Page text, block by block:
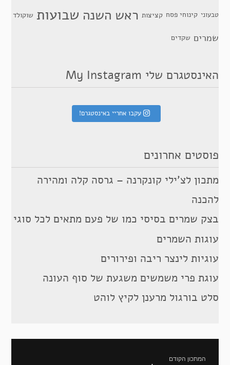
טבעוני קינוחי פסח קציצות ראש השנה שבועות שוקולד
שמרים שקדים
האינסטגרם שלי My Instagram
עקבו אחריי באינסטגרם!
פוסטים אחרונים
מתכון לצ’ילי קונקרנה – גרסה קלה ומהירה
להכנה
בצק שמרים בסיסי כמו של פעם מתאים לכל סוגי
עוגות השמרים
עוגיות לינצר ריבה ופירורים
עוגת פרי משמשים משגעת של סוף העונה
סלט בורגול מרענן לקיץ לוהט
המתכון הקודם